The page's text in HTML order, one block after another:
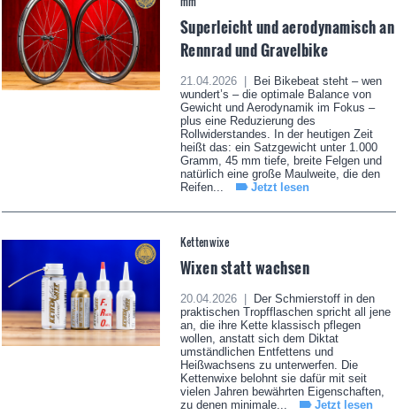
Superleicht und aerodynamisch an
Rennrad und Gravelbike
21.04.2026 |
Bei Bikebeat steht – wen
wundert’s – die optimale Balance von
Gewicht und Aerodynamik im Fokus –
plus eine Reduzierung des
Rollwiderstandes. In der heutigen Zeit
heißt das: ein Satzgewicht unter 1.000
Gramm, 45 mm tiefe, breite Felgen und
natürlich eine große Maulweite, die den
Reifen...
Jetzt lesen
Kettenwixe
Wixen statt wachsen
20.04.2026 |
Der Schmierstoff in den
praktischen Tropfflaschen spricht all jene
an, die ihre Kette klassisch pflegen
wollen, anstatt sich dem Diktat
umständlichen Entfettens und
Heißwachsens zu unterwerfen. Die
Kettenwixe belohnt sie dafür mit seit
vielen Jahren bewährten Eigenschaften,
zu denen minimale...
Jetzt lesen